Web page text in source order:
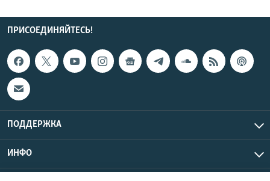
ПРИСОЕДИНЯЙТЕСЬ!
ПОДДЕРЖКА
ИНФО